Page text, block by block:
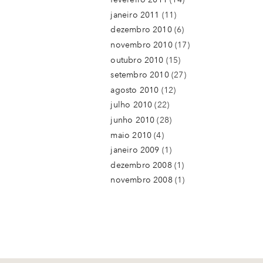
janeiro 2011 (11)
dezembro 2010(6)
novembro 2010(17)
outubro 2010 (15)
setembro 2010(27)
agosto 2010 (12)
julho 2010 (22)
junho 2010 (28)
maio 2010 (4)
janeiro 2009 (1)
dezembro 2008(1)
novembro 2008(1)